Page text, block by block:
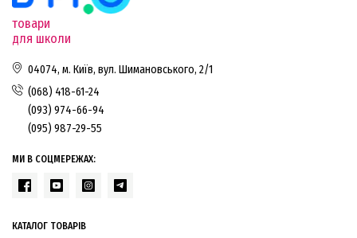
товари
для школи
04074, м. Київ, вул. Шимановського, 2/1
(068) 418-61-24
(093) 974-66-94
(095) 987-29-55
МИ В СОЦМЕРЕЖАХ:
КАТАЛОГ ТОВАРІВ